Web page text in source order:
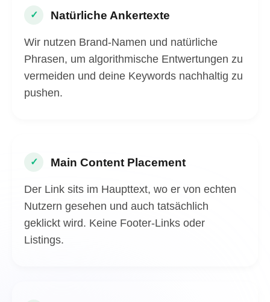
✓ Natürliche Ankertexte
Wir nutzen Brand-Namen und natürliche
Phrasen, um algorithmische Entwertungen zu
vermeiden und deine Keywords nachhaltig zu
pushen.
✓ Main Content Placement
Der Link sits im Haupttext, wo er von echten
Nutzern gesehen und auch tatsächlich
geklickt wird. Keine Footer-Links oder
Listings.